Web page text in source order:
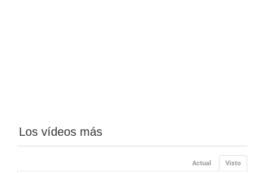
Los vídeos más
Visto
Actual